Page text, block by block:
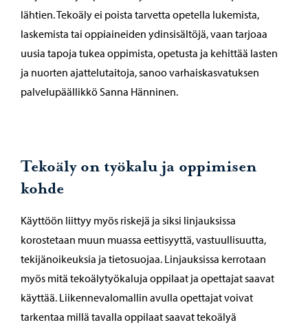
lähtien. Tekoäly ei poista tarvetta opetella lukemista,
laskemista tai oppiaineiden ydinsisältöjä, vaan tarjoaa
uusia tapoja tukea oppimista, opetusta ja kehittää lasten
ja nuorten ajattelutaitoja, sanoo varhaiskasvatuksen
palvelupäällikkö Sanna Hänninen.
Tekoäly on työkalu ja oppimisen
kohde
Käyttöön liittyy myös riskejä ja siksi linjauksissa
korostetaan muun muassa eettisyyttä, vastuullisuutta,
tekijänoikeuksia ja tietosuojaa. Linjauksissa kerrotaan
myös mitä tekoälytyökaluja oppilaat ja opettajat saavat
käyttää. Liikennevalomallin avulla opettajat voivat
tarkentaa millä tavalla oppilaat saavat tekoälyä